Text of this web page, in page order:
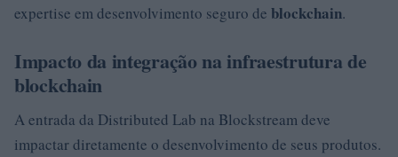
expertise em desenvolvimento seguro de blockchain.
Impacto da integração na infraestrutura de
blockchain
A entrada da Distributed Lab na Blockstream deve
impactar diretamente o desenvolvimento de seus produtos.